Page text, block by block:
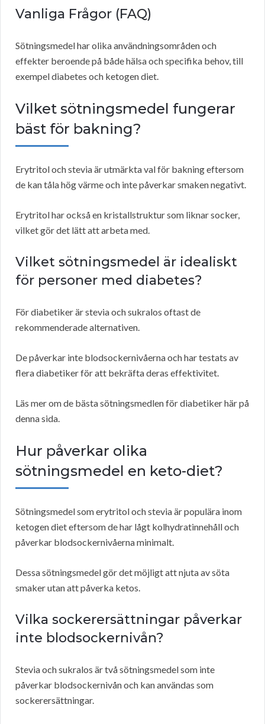
Vanliga Frågor (FAQ)
Sötningsmedel har olika användningsområden och
effekter beroende på både hälsa och specifika behov, till
exempel diabetes och ketogen diet.
Vilket sötningsmedel fungerar
bäst för bakning?
Erytritol och stevia är utmärkta val för bakning eftersom
de kan tåla hög värme och inte påverkar smaken negativt.
Erytritol har också en kristallstruktur som liknar socker,
vilket gör det lätt att arbeta med.
Vilket sötningsmedel är idealiskt
för personer med diabetes?
För diabetiker är stevia och sukralos oftast de
rekommenderade alternativen.
De påverkar inte blodsockernivåerna och har testats av
flera diabetiker för att bekräfta deras effektivitet.
Läs mer om de bästa sötningsmedlen för diabetiker här på
denna sida.
Hur påverkar olika
sötningsmedel en keto-diet?
Sötningsmedel som erytritol och stevia är populära inom
ketogen diet eftersom de har lågt kolhydratinnehåll och
påverkar blodsockernivåerna minimalt.
Dessa sötningsmedel gör det möjligt att njuta av söta
smaker utan att påverka ketos.
Vilka sockerersättningar påverkar
inte blodsockernivån?
Stevia och sukralos är två sötningsmedel som inte
påverkar blodsockernivån och kan användas som
sockerersättningar.